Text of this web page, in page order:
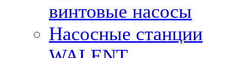
винтовые насосы
Насосные станции